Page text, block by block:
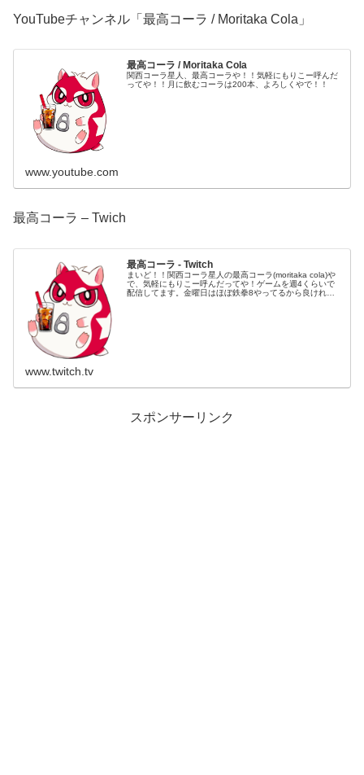
YouTubeチャンネル「最高コーラ / Moritaka Cola」
最高コーラ / Moritaka Cola
関西コーラ星人、最高コーラや！！気軽にもりこー呼んだ
ってや！！月に飲むコーラは200本、よろしくやで！！
www.youtube.com
最高コーラ – Twich
最高コーラ - Twitch
まいど！！関西コーラ星人の最高コーラ(moritaka cola)や
で、気軽にもりこー呼んだってや！ゲームを週4くらいで
配信してます。金曜日はほぼ鉄拳8やってるから良ければ
www.twitch.tv
スポンサーリンク